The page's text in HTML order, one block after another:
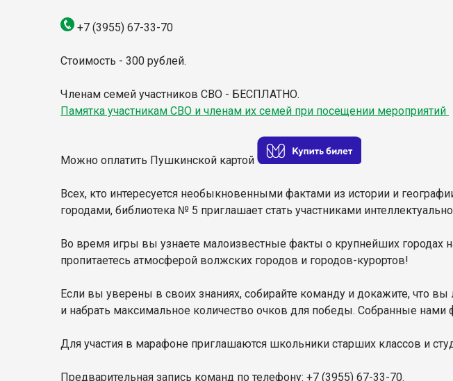
+7 (3955) 67-33-70
Стоимость - 300 рублей.
Членам семей участников СВО - БЕСПЛАТНО.
Памятка участникам СВО и членам их семей при посещении мероприятий
Можно оплатить Пушкинской картой
Всех, кто интересуется необыкновенными фактами из истории и
городами, библиотека № 5 приглашает стать участниками
Во время игры вы узнаете малоизвестные факты о крупнейших городах
пропитаетесь атмосферой волжских городов и городов-курортов!
Если вы уверены в своих знаниях, собирайте команду и докажите, что
и набрать максимальное количество очков для победы. Собранные нами
Для участия в марафоне приглашаются школьники старших классов и
Предварительная запись команд по телефону: +7 (3955) 67-33-70.